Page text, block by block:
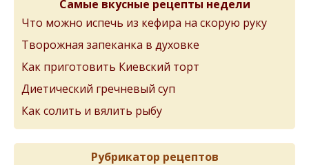
Самые вкусные рецепты недели
Что можно испечь из кефира на скорую руку
Творожная запеканка в духовке
Как приготовить Киевский торт
Диетический гречневый суп
Как солить и вялить рыбу
Рубрикатор рецептов